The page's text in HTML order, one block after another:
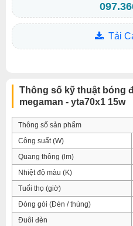
Tải
Thông số kỹ thuật bóng
megaman - yta70x1 15w
Thông số sản phẩm
Công suất (W)
Quang thông (lm)
Nhiệt độ màu (K)
Tuổi thọ (giờ)
Đóng gói (Đèn / thùng)
Đuôi đèn